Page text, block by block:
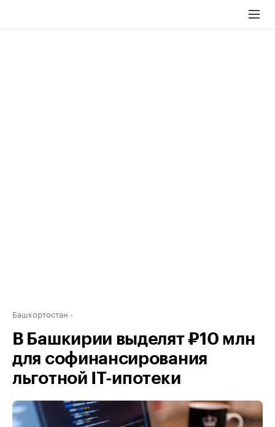
Башкортостан
В Башкирии выделят ₽10 млн
для софинансирования
льготной IT-ипотеки